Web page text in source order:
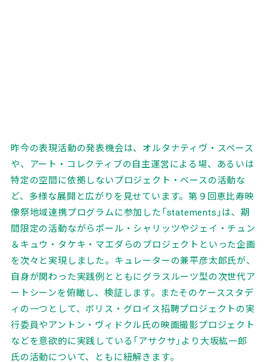
昨今の表現活動の発表機会は、オルタナティヴ・スペース
や、アート・コレクティブの自主運営による場、あるいは
特定の空間に依拠しないプロジェクト・ベースの活動な
ど、多様な展開と広がりを見せています。第９回恵比寿映
像祭地域連携プログラムに参加した「statements」は、期
間限定の活動ながらポール・シャリッツやジェイ・チュン
＆キュウ・タケキ・マエダらのプロジェクトといった企画
を次々と実現しました。キュレーターの兼平彦太郎氏が、
自身が関わった実践例とともにグラスルーツ型の次世代ア
ートシーンを俯瞰し、検証します。またそのケーススタデ
ィの一つとして、ボリス・グロイス招聘プロジェクトの実
行委員やアントン・ヴィドクル氏の映画撮影プロジェクト
などを意欲的に実践している「アサクサ」より大坂紘一郎
氏の活動について、ともに紐解きます。